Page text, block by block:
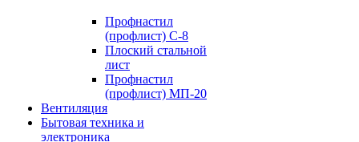
Профнастил
(профлист) С-8
Плоский стальной
лист
Профнастил
(профлист) МП-20
Вентиляция
Бытовая техника и
электроника